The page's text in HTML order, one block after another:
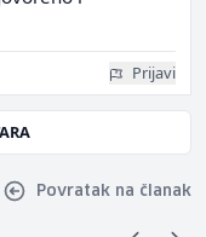
Prijavi
Povratak na članak